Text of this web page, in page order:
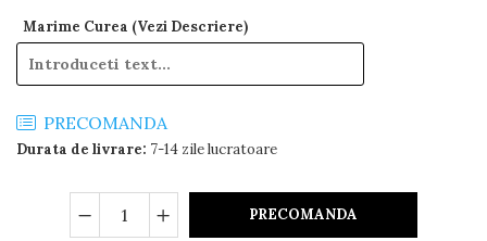
Marime Curea (Vezi Descriere)
PRECOMANDA
Durata de livrare: 7-14 zile lucratoare
PRECOMANDA